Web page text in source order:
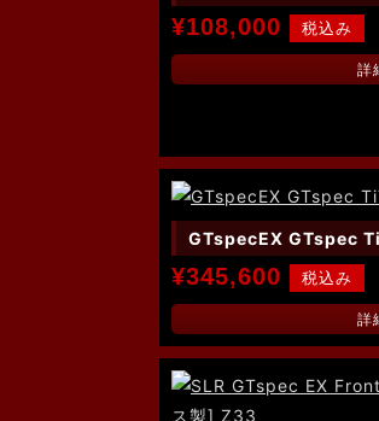
¥108,000
詳
GTspecEX GTspec
¥345,600
詳